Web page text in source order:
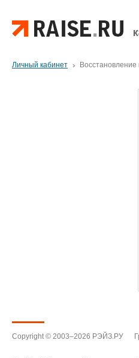
Личный кабинет Восстановление
Copyright © 2003–2026 РЭЙЗ.РУ